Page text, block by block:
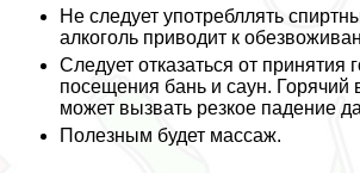
Не следует употрeбллять
алкоголь приводит к
Следует отказаться от принятия
посещения бань и саун. Горячий
может вызвать резкое падение
Полезным будет массаж.